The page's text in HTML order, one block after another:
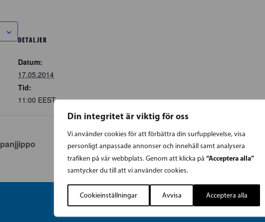
Din integritet är viktig för oss
Vi använder cookies för att förbättra din surfupplevelse, visa
personligt anpassade annonser och innehåll samt analysera
trafiken på vår webbplats. Genom att klicka på “Acceptera alla”
samtycker du till att vi använder cookies.
Cookieinställningar Avvisa Acceptera alla
DETALJER
Datum:
17.05.2014
Tid:
11:00 EEST
Kampanj i